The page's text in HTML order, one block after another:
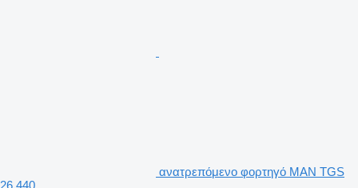
ανατρεπόμενο φορτηγό MAN TGS
26.440